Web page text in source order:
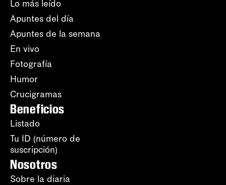
Lo más leído
Apuntes del día
Apuntes de la semana
En vivo
Fotografía
Humor
Crucigramas
Beneficios
Listado
Tu ID (número de
suscripción)
Nosotros
Sobre la diaria